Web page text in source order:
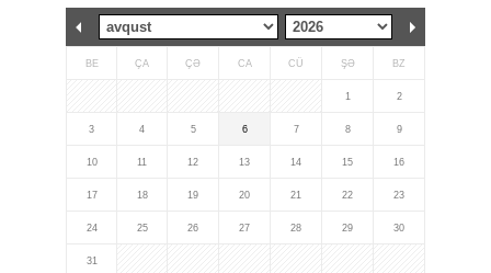
BE ÇA ÇƏ CA CÜ ŞƏ BZ
1 2
3 4 5 6 7 8 9
10 11 12 13 14 15 16
17 18 19 20 21 22 23
24 25 26 27 28 29 30
31